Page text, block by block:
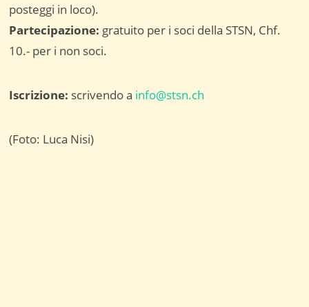
posteggi in loco).
Partecipazione: gratuito per i soci della STSN, Chf.
10.- per i non soci.
Iscrizione: scrivendo a info@stsn.ch
(Foto: Luca Nisi)